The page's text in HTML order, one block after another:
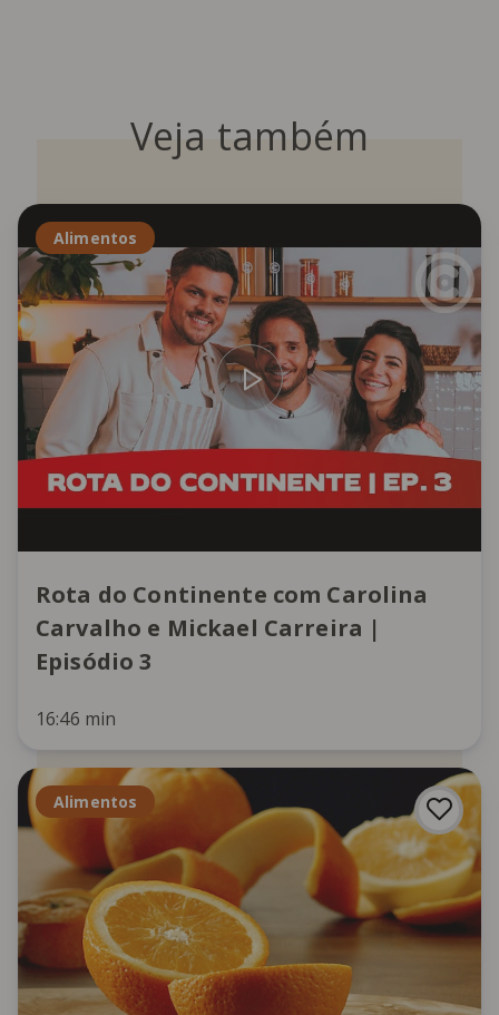
Veja também
Alimentos
Rota do Continente com Carolina
Carvalho e Mickael Carreira |
Episódio 3
16:46 min
Alimentos